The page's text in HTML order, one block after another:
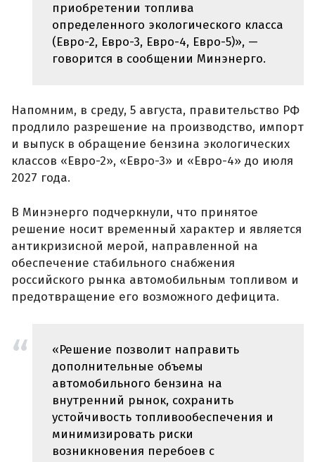
приобретении топлива
определенного экологического класса
(Евро-2, Евро-3, Евро-4, Евро-5)», —
говорится в сообщении Минэнерго.
Напомним, в среду, 5 августа, правительство РФ
продлило разрешение на производство, импорт
и выпуск в обращение бензина экологических
классов «Евро-2», «Евро-3» и «Евро-4» до июля
2027 года.
В Минэнерго подчеркнули, что принятое
решение носит временный характер и является
антикризисной мерой, направленной на
обеспечение стабильного снабжения
российского рынка автомобильным топливом и
предотвращение его возможного дефицита.
«Решение позволит направить
дополнительные объемы
автомобильного бензина на
внутренний рынок, сохранить
устойчивость топливообеспечения и
минимизировать риски
возникновения перебоев с